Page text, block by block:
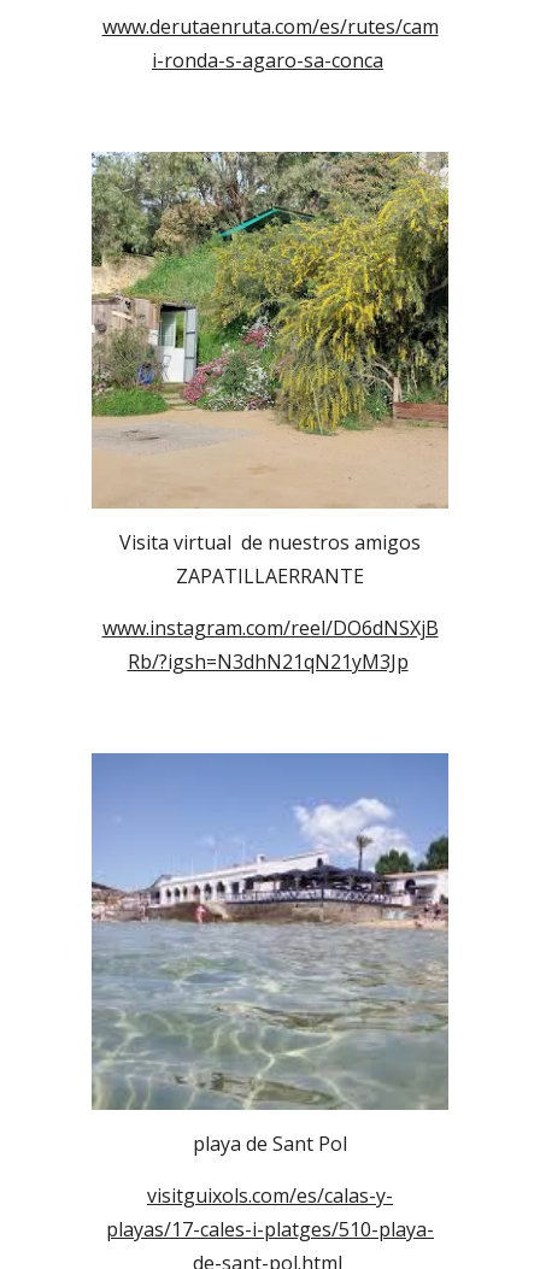
www.derutaenruta.com/es/rutes/cam
i-ronda-s-agaro-sa-conca
Visita virtual de nuestros amigos
ZAPATILLAERRANTE
www.instagram.com/reel/DO6dNSXjB
Rb/?igsh=N3dhN21qN21yM3Jp
playa de Sant Pol
visitguixols.com/es/calas-y-
playas/17-cales-i-platges/510-playa-
de-sant-pol.html